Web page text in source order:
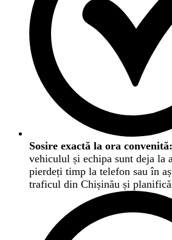
Sosire exactă la ora convenită:
vehiculul și echipa sunt deja la
pierdeți timp la telefon sau în
traficul din Chișinău și